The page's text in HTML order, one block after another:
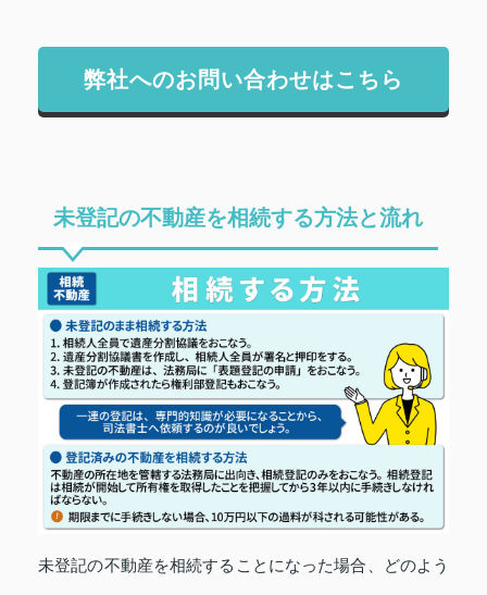
弊社へのお問い合わせはこちら
未登記の不動産を相続する方法と流れ
未登記の不動産を相続することになった場合、どのよう